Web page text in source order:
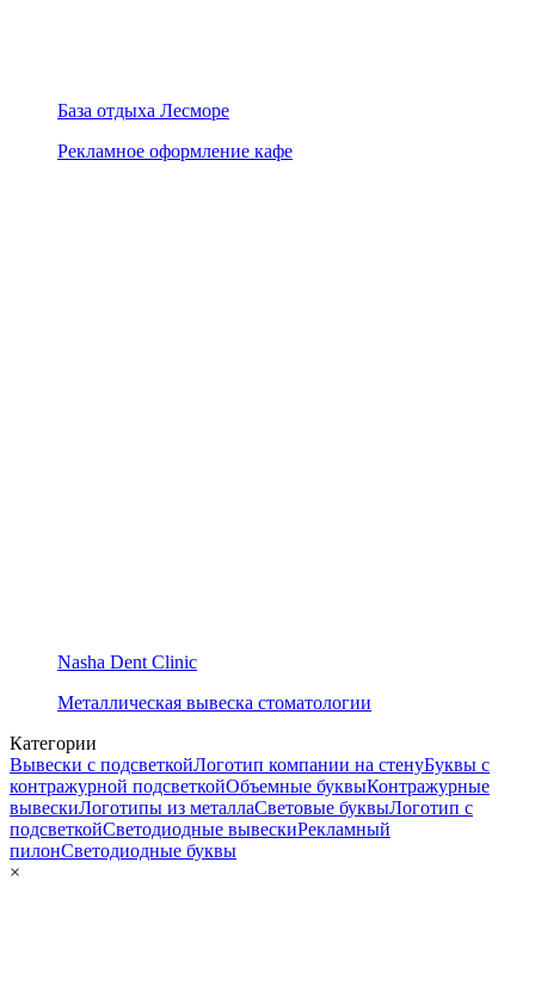
База отдыха Лесморе
Рекламное оформление кафе
Nasha Dent Clinic
Металлическая вывеска стоматологии
Категории
Вывески с подсветкойЛоготип компании на стенуБуквы с
контражурной подсветкойОбъемные буквыКонтражурные
вывескиЛоготипы из металлаСветовые буквыЛоготип с
подсветкойСветодиодные вывескиРекламный
пилонСветодиодные буквы
×